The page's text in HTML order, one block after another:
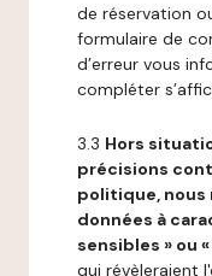
de réservation
formulaire de
d’erreur vous
compléter
3.3 Hors
précisions
politique, nous
données à
sensibles » ou
qui révèleraient